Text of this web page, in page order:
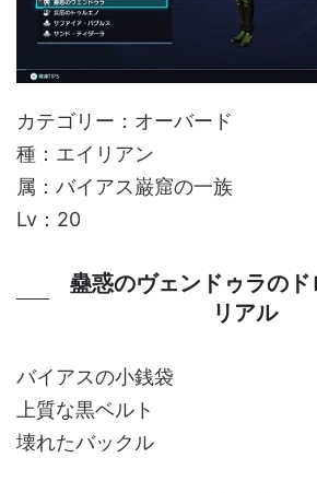
カテゴリー：オーバード
種：エイリアン
属：バイアス巌窟の一族
Lv：20
蠱惑のヴェンドゥラのド
リアル
バイアスの小銭袋
上質な黒ベルト
壊れたバックル